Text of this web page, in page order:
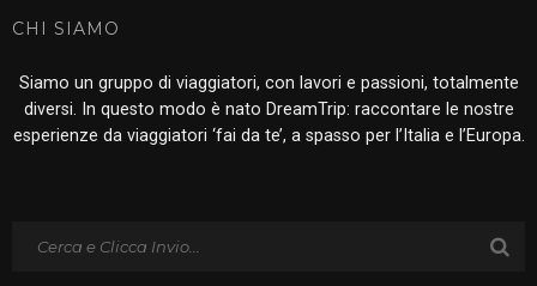
CHI SIAMO
Siamo un gruppo di viaggiatori, con lavori e passioni, totalmente
diversi. In questo modo è nato DreamTrip: raccontare le nostre
esperienze da viaggiatori ‘fai da te’, a spasso per l’Italia e l’Europa.